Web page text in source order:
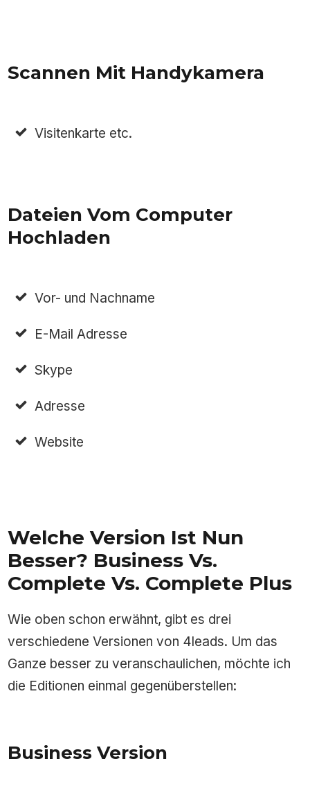
Scannen Mit Handykamera
Visitenkarte etc.
Dateien Vom Computer
Hochladen
Vor- und Nachname
E-Mail Adresse
Skype
Adresse
Website
Welche Version Ist Nun
Besser? Business Vs.
Complete Vs. Complete Plus
Wie oben schon erwähnt, gibt es drei
verschiedene Versionen von 4leads. Um das
Ganze besser zu veranschaulichen, möchte ich
die Editionen einmal gegenüberstellen:
Business Version